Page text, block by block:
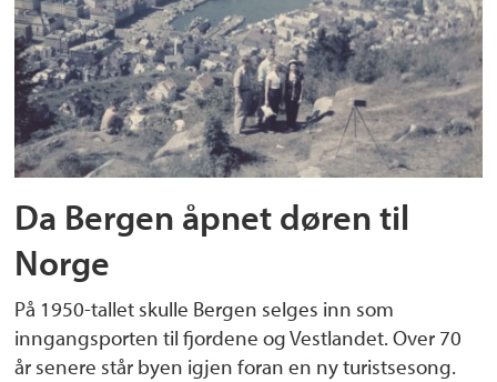
Da Bergen åpnet døren til
Norge
På 1950-tallet skulle Bergen selges inn som
inngangsporten til fjordene og Vestlandet. Over 70
år senere står byen igjen foran en ny turistsesong.